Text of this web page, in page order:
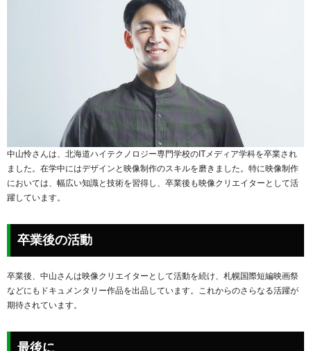
中山怜さんは、北海道ハイテクノロジー専門学校のITメディア学科を卒業され
ました。在学中にはデザインと映像制作のスキルを磨きました。特に映像制作
においては、幅広い知識と技術を習得し、卒業後も映像クリエイターとして活
躍しています。
卒業後の活動
卒業後、中山さんは映像クリエイターとして活動を続け、札幌国際短編映画祭
などにもドキュメンタリー作品を出品しています。これからのさらなる活躍が
期待されています。
最後に